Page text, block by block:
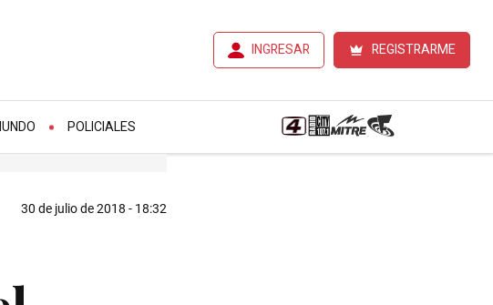
INGRESAR REGISTRARME
POLICIALES
30 de julio de 2018 - 18:32